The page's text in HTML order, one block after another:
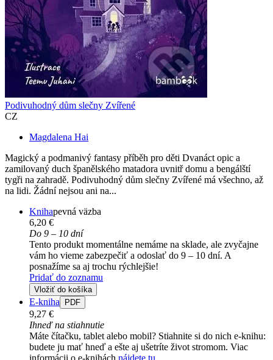
Podivuhodný dům slečny Zvířené
CZ
Magdalena Hai
Magický a podmanivý fantasy příběh pro děti Dvanáct opic a
zamilovaný duch španělského matadora uvnitř domu a bengálští
tygři na zahradě. Podivuhodný dům slečny Zvířené má všechno, až
na lidi. Žádní nejsou ani na...
Knihapevná väzba
6,20 €
Do 9 – 10 dní
Tento produkt momentálne nemáme na sklade, ale zvyčajne
vám ho vieme zabezpečiť a odoslať do 9 – 10 dní. A
posnažíme sa aj trochu rýchlejšie!
Pridať do zoznamu
Vložiť do košíka
E-kniha PDF
9,27 €
Ihneď na stiahnutie
Máte čítačku, tablet alebo mobil? Stiahnite si do nich e-knihu:
budete ju mať hneď a ešte aj ušetríte život stromom. Viac